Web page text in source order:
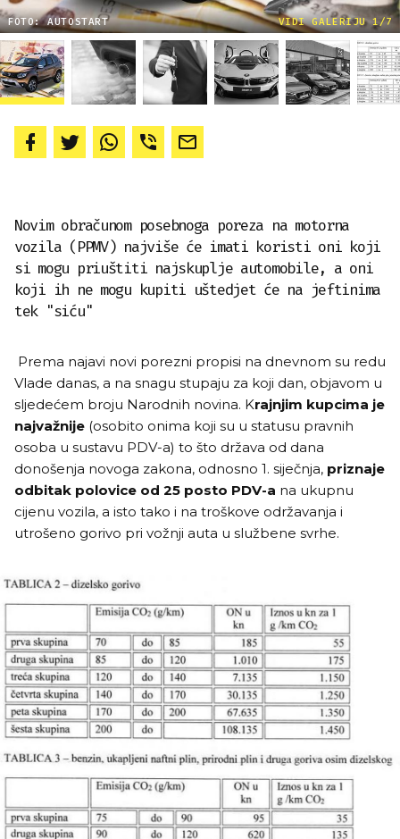
FOTO: AUTOSTART VIDI GALERIJU 1/7
Novim obračunom posebnoga poreza na motorna
vozila (PPMV) najviše će imati koristi oni koji
si mogu priuštiti najskuplje automobile, a oni
koji ih ne mogu kupiti uštedjet će na jeftinima
tek "siću"
Prema najavi novi porezni propisi na dnevnom su redu
Vlade danas, a na snagu stupaju za koji dan, objavom u
sljedećem broju Narodnih novina. Krajnjim kupcima je
najvažnije (osobito onima koji su u statusu pravnih
osoba u sustavu PDV-a) to što država od dana
donošenja novoga zakona, odnosno 1. siječnja, priznaje
odbitak polovice od 25 posto PDV-a na ukupnu
cijenu vozila, a isto tako i na troškove održavanja i
utrošeno gorivo pri vožnji auta u službene svrhe.